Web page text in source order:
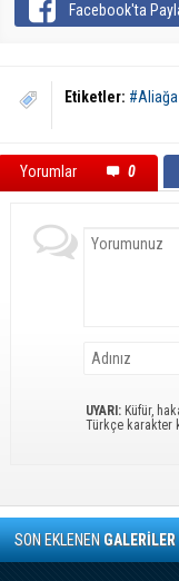
Facebook'ta
Etiketler:
Yorumlar 0
UYARI: Küfür,
Türkçe karakter
SON EKLENENGALERİLER